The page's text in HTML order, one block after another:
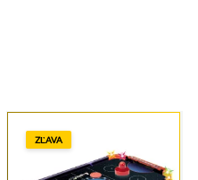
ZĽAVA